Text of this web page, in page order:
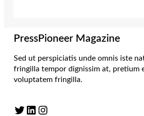
PressPioneer Magazine
Sed ut perspiciatis unde omnis iste
fringilla tempor dignissim at, pretium
voluptatem fringilla.
Twitter LinkedIn Instagram